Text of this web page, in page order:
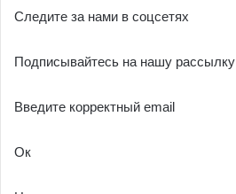
Следите за нами в соцсетях
Подписывайтесь на нашу рассылку
Введите корректный email
Ок